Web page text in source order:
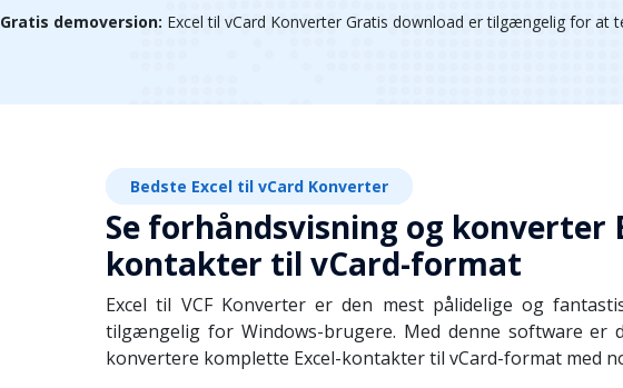
Gratis demoversion: Excel til vCard Konverter Gratis download er tilgængelig for at
Bedste Excel til vCard Konverter
Se forhåndsvisning og konverter
kontakter til vCard-format
Excel til VCF Konverter er den mest pålidelige og
tilgængelig for Windows-brugere. Med denne software er
konvertere komplette Excel-kontakter til vCard-format med